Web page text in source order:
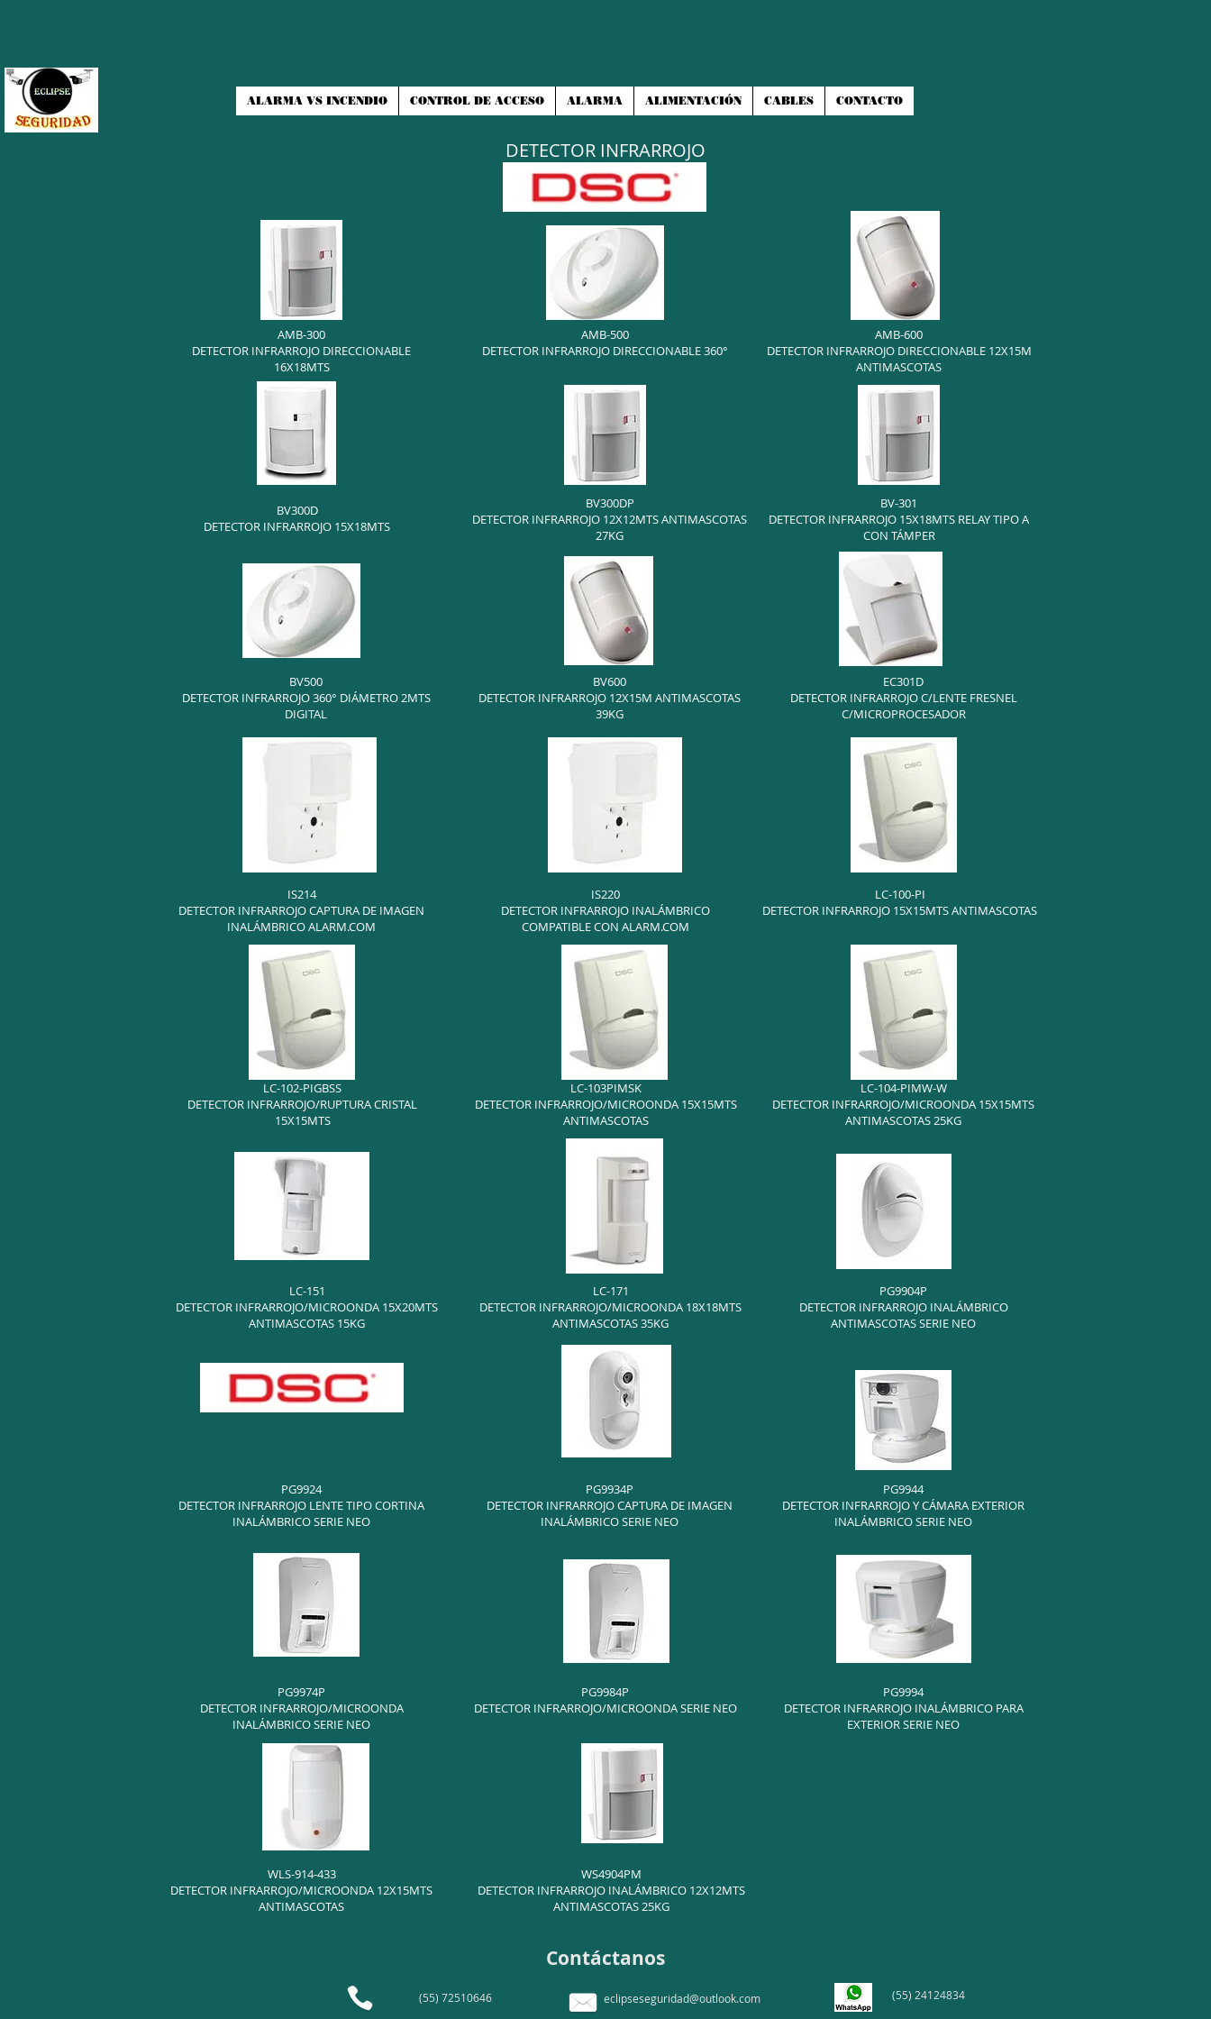
ALARMA VS INCENDIO CONTROL DE ACCESO ALARMA ALIMENTACIÓN CABLES CONTACTO
DETECTOR INFRARROJO
AMB-300
DETECTOR INFRARROJO DIRECCIONABLE
16X18MTS
BV300D
DETECTOR INFRARROJO 15X18MTS
BV500
DETECTOR INFRARROJO 360° DIÁMETRO 2MTS
DIGITAL
IS214
DETECTOR INFRARROJO CAPTURA DE IMAGEN
INALÁMBRICO ALARM.COM
LC-102-PIGBSS
DETECTOR INFRARROJO/RUPTURA CRISTAL
15X15MTS
LC-151
DETECTOR INFRARROJO/MICROONDA 15X20MTS
ANTIMASCOTAS 15KG
PG9924
DETECTOR INFRARROJO LENTE TIPO CORTINA
INALÁMBRICO SERIE NEO
PG9974P
DETECTOR INFRARROJO/MICROONDA
INALÁMBRICO SERIE NEO
WLS-914-433
DETECTOR INFRARROJO/MICROONDA 12X15MTS
ANTIMASCOTAS
AMB-500
DETECTOR INFRARROJO DIRECCIONABLE 360°
BV300DP
DETECTOR INFRARROJO 12X12MTS ANTIMASCOTAS
27KG
BV600
DETECTOR INFRARROJO 12X15M ANTIMASCOTAS
39KG
IS220
DETECTOR INFRARROJO INALÁMBRICO
COMPATIBLE CON ALARM.COM
LC-103PIMSK
DETECTOR INFRARROJO/MICROONDA 15X15MTS
ANTIMASCOTAS
LC-171
DETECTOR INFRARROJO/MICROONDA 18X18MTS
ANTIMASCOTAS 35KG
PG9934P
DETECTOR INFRARROJO CAPTURA DE IMAGEN
INALÁMBRICO SERIE NEO
PG9984P
DETECTOR INFRARROJO/MICROONDA SERIE NEO
AMB-600
DETECTOR INFRARROJO DIRECCIONABLE 12X15M
ANTIMASCOTAS
BV-301
DETECTOR INFRARROJO 15X18MTS RELAY TIPO A
CON TÁMPER
EC301D
DETECTOR INFRARROJO C/LENTE FRESNEL
C/MICROPROCESADOR
LC-100-PI
DETECTOR INFRARROJO 15X15MTS ANTIMASCOTAS
LC-104-PIMW-W
DETECTOR INFRARROJO/MICROONDA 15X15MTS
ANTIMASCOTAS 25KG
PG9904P
DETECTOR INFRARROJO INALÁMBRICO
ANTIMASCOTAS SERIE NEO
PG9944
DETECTOR INFRARROJO Y CÁMARA EXTERIOR
INALÁMBRICO SERIE NEO
PG9994
DETECTOR INFRARROJO INALÁMBRICO PARA
EXTERIOR SERIE NEO
WS4904PM
DETECTOR INFRARROJO INALÁMBRICO 12X12MTS
ANTIMASCOTAS 25KG
Contáctanos
(55) 72510646 eclipseseguridad@outlook.com (55) 24124834